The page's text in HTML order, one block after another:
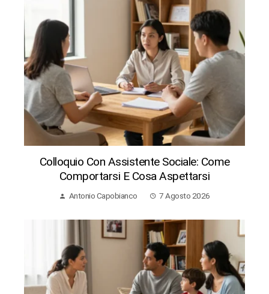
Colloquio Con Assistente Sociale: Come
Comportarsi E Cosa Aspettarsi
Antonio Capobianco 7 Agosto 2026